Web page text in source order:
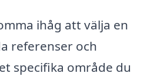
ihåg att välja en
referenser och
specifika område du